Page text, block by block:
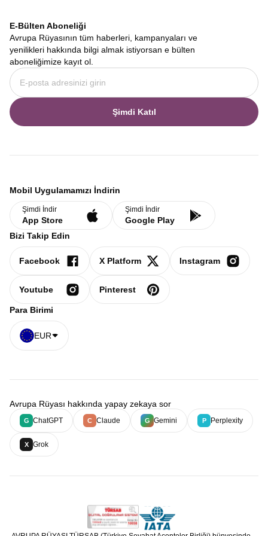
başkentlerinin cıvıl cıvıl meydanlarına, gemi yolculuklarının
romantizminden otobüs yolculuklarının panoramik keyfine kadar
her anı dolu dolu yaşamak içinAvrupa Rüyasıdoğru tercihtir.
İskandinav Turları ,Norveç Fiyortları Turu
Fiyatları
inceleyebilir, hayalinizdeki rotayı bugün planlamaya
başlayabilirsiniz.
E-Bülten Aboneliği
Avrupa Rüyasının tüm haberleri, kampanyaları ve
yenilikleri hakkında bilgi almak istiyorsan e bülten
aboneliğimize kayıt ol.
Şimdi Katıl
Mobil Uygulamamızı İndirin
Şimdi İndir
App Store
Şimdi İndir
Google Play
Bizi Takip Edin
Facebook X Platform Instagram
Youtube Pinterest
Para Birimi
EUR
Avrupa Rüyası hakkında yapay zekaya sor
G ChatGPT C Claude G Gemini P Perplexity
X Grok